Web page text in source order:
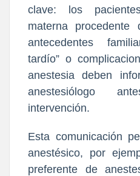
clave: los
materna
antecedentes
tardío” o
anestesia deben
anestesiólogo
intervención.
Esta comunicación
anestésico, por
preferente de